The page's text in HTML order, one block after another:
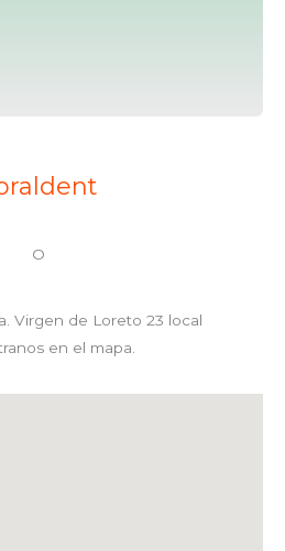
O
Virgen de Loreto 23 local
en el mapa.